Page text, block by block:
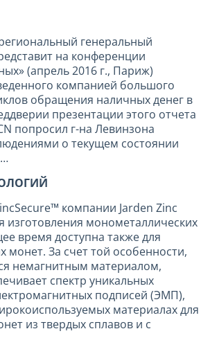
генеральный
на конференции
(апрель 2016 г., Париж)
компанией большого
обращения наличных денег в
презентации этого отчета
попросил г-на Левинзона
о текущем состоянии
компании Jarden Zinc
изготовления монометаллических
время доступна также для
монет. За счет той особенности,
немагнитным материалом,
спектр уникальных
подписей (ЭМП),
материалах для
из твердых сплавов и с